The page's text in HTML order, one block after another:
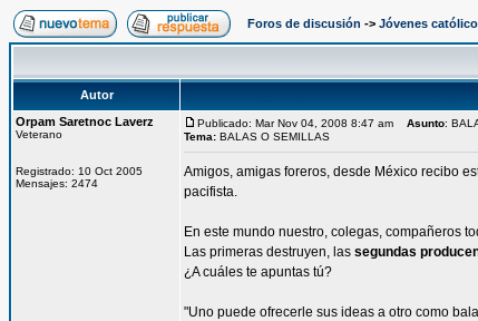
Foros de discusión -> Jóvenes
Autor
Orpam Saretnoc Laverz
Veterano
Registrado: 10 Oct 2005
Mensajes: 2474
Publicado: Mar Nov 04, 2008 8:47 am Asunto:
Tema: BALAS O SEMILLAS
Amigos, amigas foreros, desde México recibo
pacifista.
En este mundo nuestro, colegas, compañeros
Las primeras destruyen, las segundas
¿A cuáles te apuntas tú?
"Uno puede ofrecerle sus ideas a otro como